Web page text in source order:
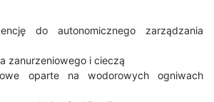
do autonomicznego zarządzania
zanurzeniowego i cieczą
oparte na wodorowych ogniwach